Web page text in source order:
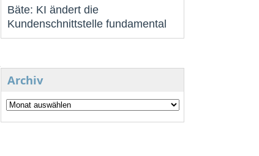
Bäte: KI ändert die
Kundenschnittstelle fundamental
Archiv